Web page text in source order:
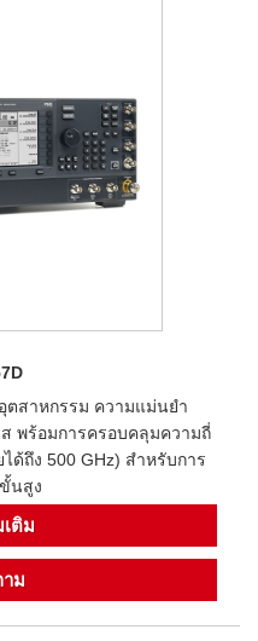
ตสาหกรรม ความแม่นยำ
พร้อมการครอบคลุมความถี่
ด้ถึง 500 GHz) สำหรับการ
นสูง
เติม
าม